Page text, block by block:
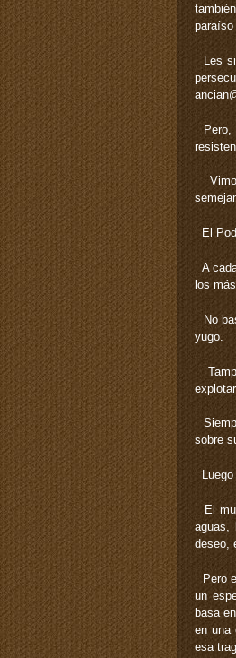
paraíso
Les
Pero,
El
A
los
No
yugo.
sobre
El
aguas,
deseo,
Pero
un
basa
en una
esa